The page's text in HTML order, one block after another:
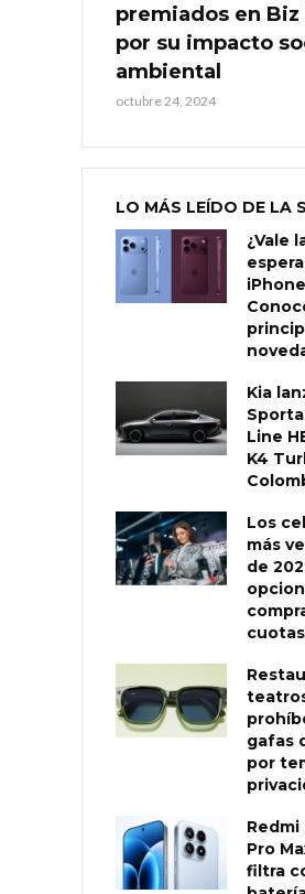
premiados en Biz
por su impacto
ambiental
octubre 24, 2024
LO MÁS LEÍDO DE LA
¿Vale
Kia
Line
K4
Los
más
de
cuotas
gafas
por
Redmi
Pro
filtra